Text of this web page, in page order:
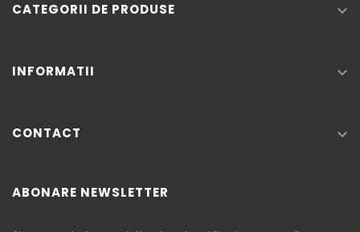
CATEGORII DE PRODUSE 
INFORMATII 
CONTACT 
ABONARE NEWSLETTER